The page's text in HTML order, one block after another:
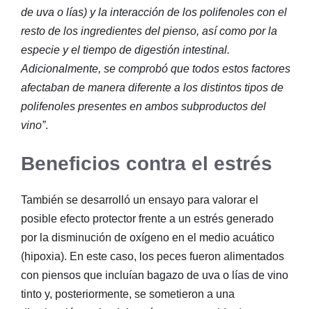
de uva o lías) y la interacción de los polifenoles con el
resto de los ingredientes del pienso, así como por la
especie y el tiempo de digestión intestinal.
Adicionalmente, se comprobó que todos estos factores
afectaban de manera diferente a los distintos tipos de
polifenoles presentes en ambos subproductos del
vino”.
Beneficios contra el estrés
También se desarrolló un ensayo para valorar el
posible efecto protector frente a un estrés generado
por la disminución de oxígeno en el medio acuático
(hipoxia). En este caso, los peces fueron alimentados
con piensos que incluían bagazo de uva o lías de vino
tinto y, posteriormente, se sometieron a una